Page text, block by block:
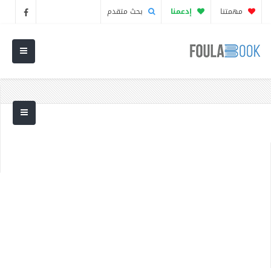
مهمتنا إدعمنا بحث متقدم